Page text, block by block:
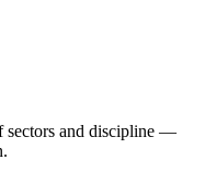
sectors and discipline —